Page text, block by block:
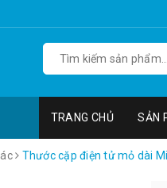
TRANG CHỦ SẢN
Thước cặp điện tử mỏ dài